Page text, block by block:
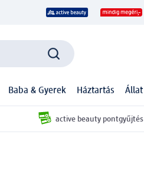
Baba & Gyerek Háztartás Állat
active beauty pontgyűjtés